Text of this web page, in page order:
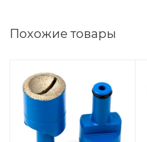
Похожие товары
Геометрия заточки
сфера
Диаметр заточки, мм
9
Стандарт хвостовика